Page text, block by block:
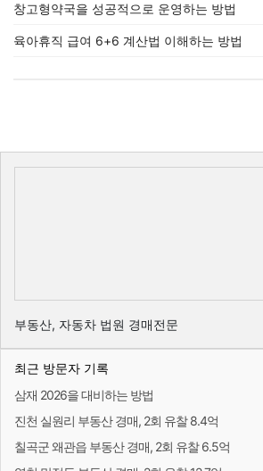
창고형약국을 성공적으로 운영하는 방법
육아휴직 급여 6+6 계산법 이해하는 방법
부동산, 자동차 법원 경매전문
최근 방문자 기록
삼재 2026을 대비하는 방법
진천 실원리 부동산 경매, 2회 유찰 8.4억
칠곡군 왜관읍 부동산 경매, 2회 유찰 6.5억